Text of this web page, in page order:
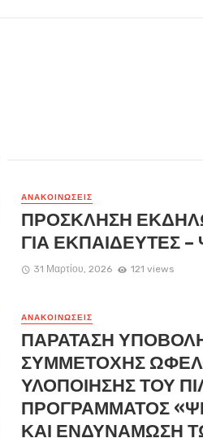
ΑΝΑΚΟΙΝΏΣΕΙΣ
ΠΡΟΣΚΛΗΣΗ
ΓΙΑ ΕΚΠΑΙΔΕΥΤΕΣ
31 Μαρτίου, 2026 121 views
ΑΝΑΚΟΙΝΏΣΕΙΣ
ΠΑΡΑΤΑΣΗ
ΣΥΜΜΕΤΟΧΗΣ
ΥΛΟΠΟΙΗΣΗΣ ΤΟΥ
ΠΡΟΓΡΑΜΜΑΤΟΣ
ΚΑΙ ΕΝΔΥΝΑΜΩΣΗ